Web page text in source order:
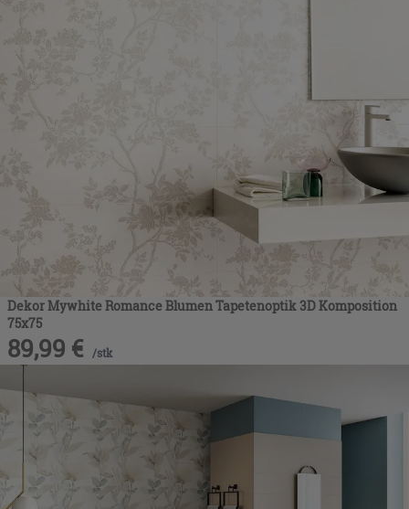
Dekor Mywhite Romance Blumen Tapetenoptik 3D Komposition
75x75
89,99 € /stk